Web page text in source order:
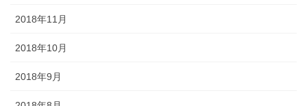
2018年11月
2018年10月
2018年9月